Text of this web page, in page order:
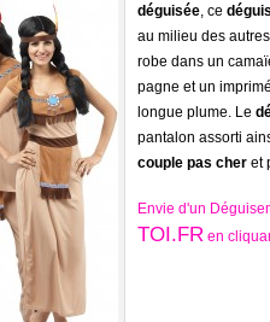
déguisée, ce
au milieu des autres
robe dans un
pagne et un
longue plume. Le
pantalon assorti
couple pas cher et
Envie d'un
TOI.FR en